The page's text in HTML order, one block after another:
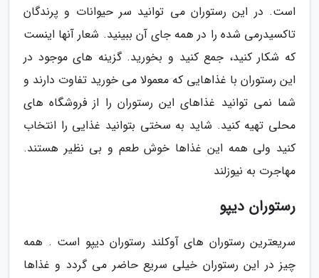
است. در این رستوران می توانید سر حیوانات و پرندگان
تاکسیدرمی شده را در همه جای آن ببینید. شعار آنها اینست
که شکار کنید، جمع کنید و بخورید. گزینه های موجود در
این رستوران با غذاهایی که معمولا می خورید تفاوت دارند و
شما نمی توانید غذاهای این رستوران را از فروشگاه های
محلی تهیه کنید. شاید به سختی بتوانید غذایی را انتخاب
کنید ولی همه این غذاها خوش طعم و بی نظیر هستند.
مهاجرت به نیوزلند
رستوران دیپو
سریعترین رستوران های آوکلند رستوران دیپو است . همه
چیز در این رستوران خیلی سریع حاضر می گردد و غذاها